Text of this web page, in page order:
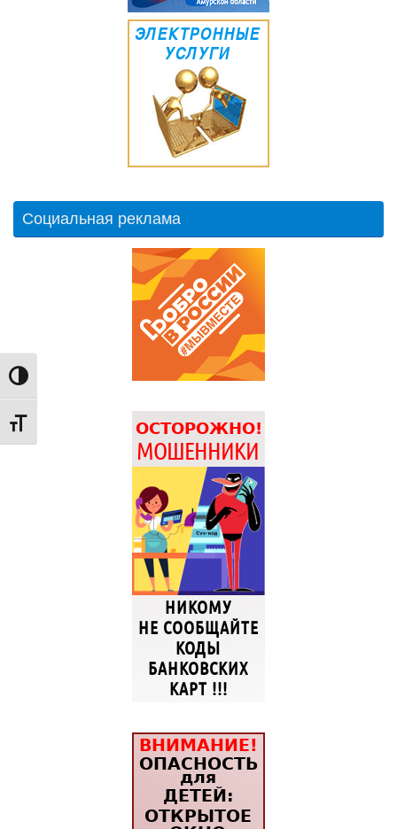
Переключить на высокую контрастность
Переключить на увеличенный шрифт
Социальная реклама